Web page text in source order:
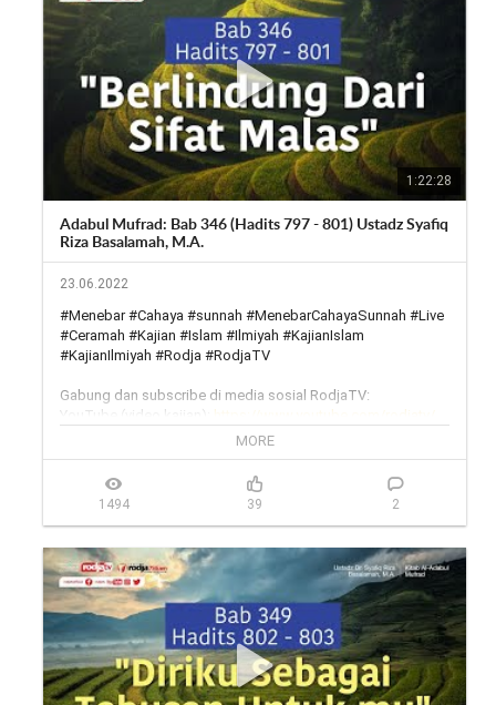
Rodja TV melalui satelit:
Satelit Telkom 4,
Frekuensi: 3824,
Symbol Rate: 3636,
Polaritas: H (Horizontal)
Outlet rodja
https://wa.me/6281291888756
1:22:28
Adabul Mufrad: Bab 346 (Hadits 797 - 801) Ustadz Syafiq
Riza Basalamah, M.A.
23.06.2022
#Menebar #Cahaya #sunnah #MenebarCahayaSunnah #Live
#Ceramah #Kajian #Islam #Ilmiyah #KajianIslam
#KajianIlmiyah #Rodja #RodjaTV
Gabung dan subscribe di media sosial RodjaTV:
YouTube (video kajian): https://www.youtube.com/rodjatv/
https://www.youtube.com/MenebarCaha...
Facebook:
https://www.facebook.com/rodjatvoff...
Instagram:
https://www.instagram.com/rodjatv/
Telegram group: https://t.me/rodjatv
___
Rodja TV melalui satelit:
Satelit Telkom 4,
Frekuensi: 3824,
Symbol Rate: 3636,
Polaritas: H (Horizontal)
MORE
1494 39 2